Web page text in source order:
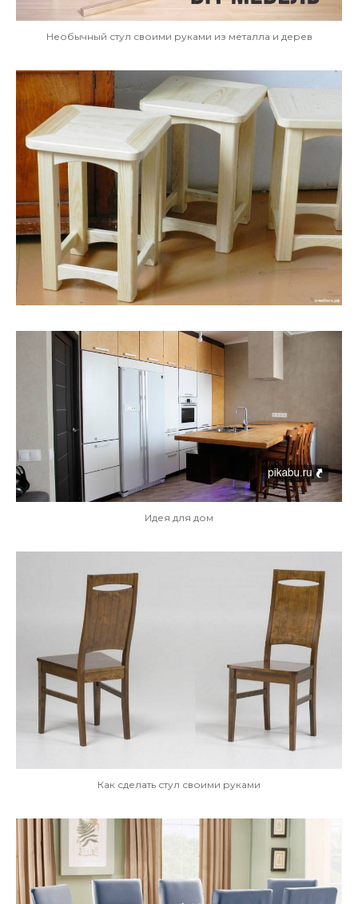
Необычный стул своими руками из металла и дерев
Идея для дом
Как сделать стул своими руками